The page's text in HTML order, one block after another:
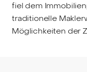
fiel dem
traditionelle
Möglichkeiten der